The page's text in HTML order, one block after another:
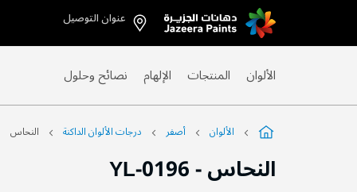
Skip
to
عنوان التوصيل
الألوان المنتجات الإلهام نصائح وحلول
الألوان أصفر درجات الألوان الداكنة النحاس
النحاس-